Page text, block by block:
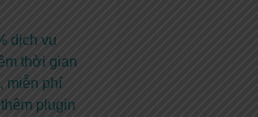
dịch vụ
thời gian
miễn phí
plugin